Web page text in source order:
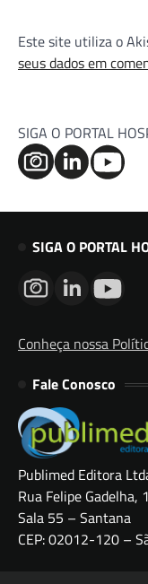
Este site utiliza o
seus dados em
SIGA O PORTAL
SIGA O PORTAL
Conheça nossa
Fale Conosco
Publimed Editora
Rua Felipe Gadelha,
Sala 55 – Santana
CEP: 02012-120 –